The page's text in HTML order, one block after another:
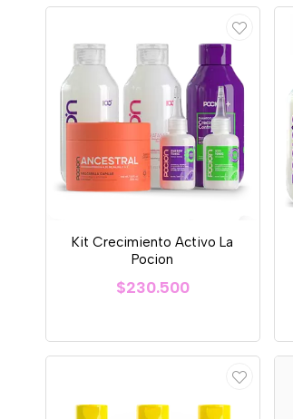
Kit Crecimiento Activo La
Pocion
$230.500